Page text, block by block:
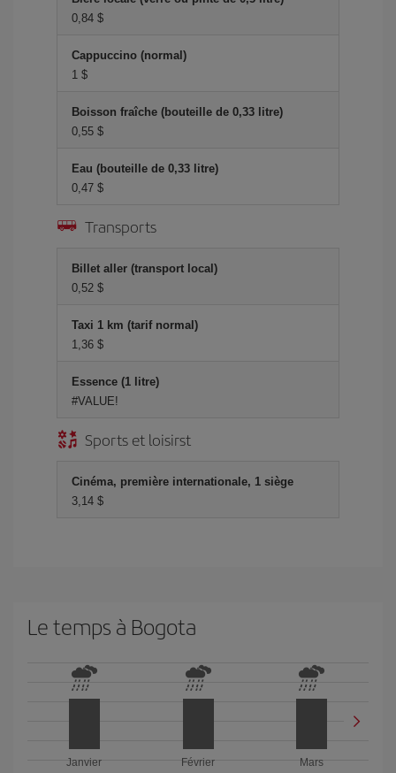
0,84 $
Cappuccino (normal)
1 $
Boisson fraîche (bouteille de 0,33 litre)
0,55 $
Eau (bouteille de 0,33 litre)
0,47 $
Transports
Billet aller (transport local)
0,52 $
Taxi 1 km (tarif normal)
1,36 $
Essence (1 litre)
#VALUE!
Sports et loisirst
Cinéma, première internationale, 1 siège
3,14 $
Le temps à Bogota
Janvier
Février
Mars